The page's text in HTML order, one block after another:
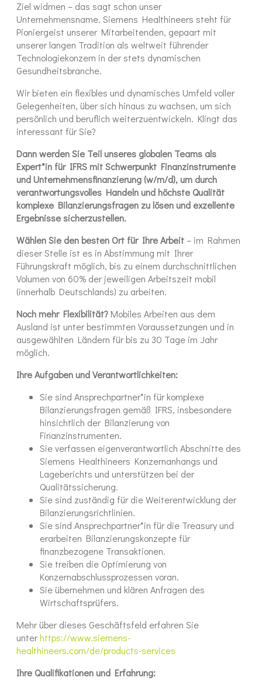
Ziel widmen – das sagt schon unser
Unternehmensname. Siemens Healthineers steht für
Pioniergeist unserer Mitarbeitenden, gepaart mit
unserer langen Tradition als weltweit führender
Technologiekonzern in der stets dynamischen
Gesundheitsbranche.
Wir bieten ein flexibles und dynamisches Umfeld voller
Gelegenheiten, über sich hinaus zu wachsen, um sich
persönlich und beruflich weiterzuentwickeln. Klingt das
interessant für Sie?
Dann werden Sie Teil unseres globalen Teams als
Expert*in für IFRS mit Schwerpunkt Finanzinstrumente
und Unternehmensfinanzierung (w/m/d), um durch
verantwortungsvolles Handeln und höchste Qualität
komplexe Bilanzierungsfragen zu lösen und exzellente
Ergebnisse sicherzustellen.
Wählen Sie den besten Ort für Ihre Arbeit – im Rahmen
dieser Stelle ist es in Abstimmung mit Ihrer
Führungskraft möglich, bis zu einem durchschnittlichen
Volumen von 60% der jeweiligen Arbeitszeit mobil
(innerhalb Deutschlands) zu arbeiten.
Noch mehr Flexibilität? Mobiles Arbeiten aus dem
Ausland ist unter bestimmten Voraussetzungen und in
ausgewählten Ländern für bis zu 30 Tage im Jahr
möglich.
Ihre Aufgaben und Verantwortlichkeiten:
Sie sind Ansprechpartner*in für komplexe
Bilanzierungsfragen gemäß IFRS, insbesondere
hinsichtlich der Bilanzierung von
Finanzinstrumenten.
Sie verfassen eigenverantwortlich Abschnitte des
Siemens Healthineers Konzernanhangs und
Lageberichts und unterstützen bei der
Qualitätssicherung.
Sie sind zuständig für die Weiterentwicklung der
Bilanzierungsrichtlinien.
Sie sind Ansprechpartner*in für die Treasury und
erarbeiten Bilanzierungskonzepte für
finanzbezogene Transaktionen.
Sie treiben die Optimierung von
Konzernabschlussprozessen voran.
Sie übernehmen und klären Anfragen des
Wirtschaftsprüfers.
Mehr über dieses Geschäftsfeld erfahren Sie
unterhttps://www.siemens-
healthineers.com/de/products-services
Ihre Qualifikationen und Erfahrung: